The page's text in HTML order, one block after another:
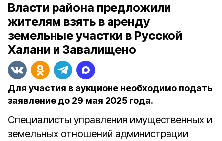
Власти района предложили
жителям взять в аренду
земельные участки в Русской
Халани и Завалищено
Для участия в аукционе необходимо подать
заявление до 29 мая 2025 года.
Специалисты управления имущественных и
земельных отношений администрации